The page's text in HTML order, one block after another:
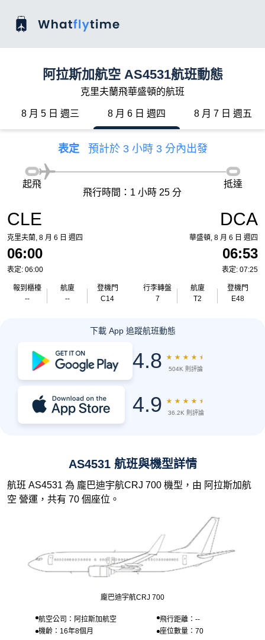
阿拉斯加航空 AS4531航班動態
克里夫蘭飛華盛頓的航班
8 月 5 日 週三 8 月 6 日 週四 8 月 7 日 週五
表定 預計於 3 小時 3 分內出發
CLE
克里夫蘭, 8 月 6 日 週四
06:00
表定: 06:00
報到櫃檯
--
航廈
--
登機門
C14
起飛
飛行時間：1 小時 25 分
抵達
DCA
華盛頓, 8 月 6 日 週四
06:53
表定: 07:25
行李轉盤
7
航廈
T2
登機門
E48
下載 App 追蹤航班動態
4.8 ★ ★ ★ ★ ★
504K 則評論
4.9 ★ ★ ★ ★ ★
36.2K 則評論
AS4531 航班與機型詳情
航班 AS4531 為 龐巴迪宇航CRJ 700 機型，由 阿拉斯加航
空 營運，共有 70 個座位。
龐巴迪宇航CRJ 700
航空公司：阿拉斯加航空
飛行距離：--
機齡：16年8個月
座位數量：70